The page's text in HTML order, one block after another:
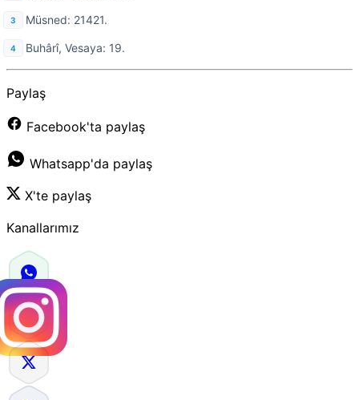
Müsned: 21421.
Buhârî, Vesaya: 19.
Paylaş
Facebook'ta paylaş
Whatsapp'da paylaş
X'te paylaş
Kanallarımız